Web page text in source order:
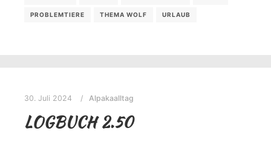
PROBLEMTIERE THEMA WOLF URLAUB
30. Juli 2024 Alpakaalltag
LOGBUCH 2.50